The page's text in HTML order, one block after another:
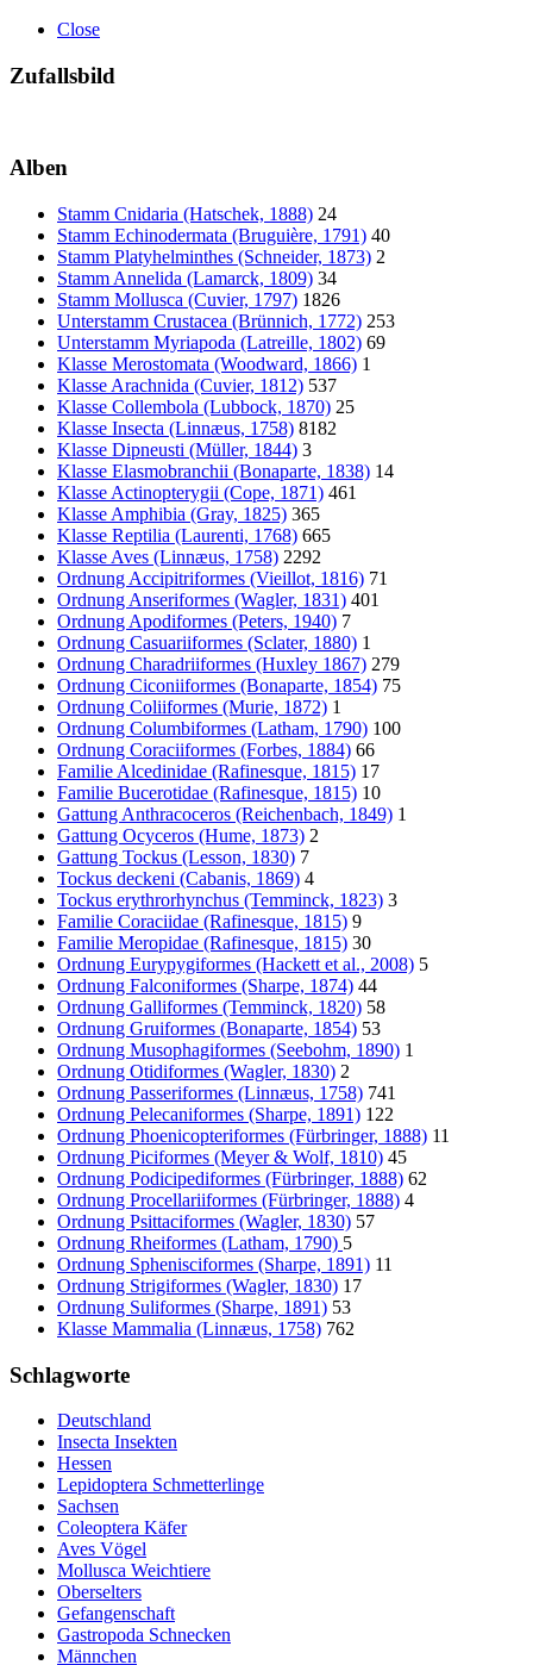
Close
Zufallsbild
Alben
Stamm Cnidaria (Hatschek, 1888) 24
Stamm Echinodermata (Bruguière, 1791) 40
Stamm Platyhelminthes (Schneider, 1873) 2
Stamm Annelida (Lamarck, 1809) 34
Stamm Mollusca (Cuvier, 1797) 1826
Unterstamm Crustacea (Brünnich, 1772) 253
Unterstamm Myriapoda (Latreille, 1802) 69
Klasse Merostomata (Woodward, 1866) 1
Klasse Arachnida (Cuvier, 1812) 537
Klasse Collembola (Lubbock, 1870) 25
Klasse Insecta (Linnæus, 1758) 8182
Klasse Dipneusti (Müller, 1844) 3
Klasse Elasmobranchii (Bonaparte, 1838) 14
Klasse Actinopterygii (Cope, 1871) 461
Klasse Amphibia (Gray, 1825) 365
Klasse Reptilia (Laurenti, 1768) 665
Klasse Aves (Linnæus, 1758) 2292
Ordnung Accipitriformes (Vieillot, 1816) 71
Ordnung Anseriformes (Wagler, 1831) 401
Ordnung Apodiformes (Peters, 1940) 7
Ordnung Casuariiformes (Sclater, 1880) 1
Ordnung Charadriiformes (Huxley 1867) 279
Ordnung Ciconiiformes (Bonaparte, 1854) 75
Ordnung Coliiformes (Murie, 1872) 1
Ordnung Columbiformes (Latham, 1790) 100
Ordnung Coraciiformes (Forbes, 1884) 66
Familie Alcedinidae (Rafinesque, 1815) 17
Familie Bucerotidae (Rafinesque, 1815) 10
Gattung Anthracoceros (Reichenbach, 1849) 1
Gattung Ocyceros (Hume, 1873) 2
Gattung Tockus (Lesson, 1830) 7
Tockus deckeni (Cabanis, 1869) 4
Tockus erythrorhynchus (Temminck, 1823) 3
Familie Coraciidae (Rafinesque, 1815) 9
Familie Meropidae (Rafinesque, 1815) 30
Ordnung Eurypygiformes (Hackett et al., 2008) 5
Ordnung Falconiformes (Sharpe, 1874) 44
Ordnung Galliformes (Temminck, 1820) 58
Ordnung Gruiformes (Bonaparte, 1854) 53
Ordnung Musophagiformes (Seebohm, 1890) 1
Ordnung Otidiformes (Wagler, 1830) 2
Ordnung Passeriformes (Linnæus, 1758) 741
Ordnung Pelecaniformes (Sharpe, 1891) 122
Ordnung Phoenicopteriformes (Fürbringer, 1888) 11
Ordnung Piciformes (Meyer & Wolf, 1810) 45
Ordnung Podicipediformes (Fürbringer, 1888) 62
Ordnung Procellariiformes (Fürbringer, 1888) 4
Ordnung Psittaciformes (Wagler, 1830) 57
Ordnung Rheiformes (Latham, 1790) 5
Ordnung Sphenisciformes (Sharpe, 1891) 11
Ordnung Strigiformes (Wagler, 1830) 17
Ordnung Suliformes (Sharpe, 1891) 53
Klasse Mammalia (Linnæus, 1758) 762
Schlagworte
Deutschland
Insecta Insekten
Hessen
Lepidoptera Schmetterlinge
Sachsen
Coleoptera Käfer
Aves Vögel
Mollusca Weichtiere
Oberselters
Gefangenschaft
Gastropoda Schnecken
Männchen